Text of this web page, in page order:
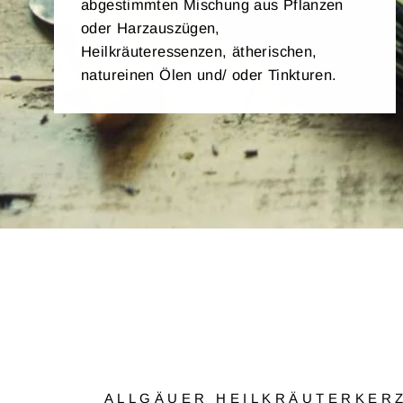
abgestimmten Mischung aus Pflanzen
oder Harzauszügen,
Heilkräuteressenzen, ätherischen,
natureinen Ölen und/ oder Tinkturen.
ALLGÄUER